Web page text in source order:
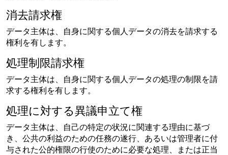
消去請求権
データ主体は、自身に関する個人データの消去を請求する
権利を有します。
処理制限請求権
データ主体は、自身に関する個人データの処理の制限を請
求する権利を有します。
処理に対する異議申立て権
データ主体は、自己の特定の状況に関連する理由に基づ
き、公共の利益のための任務の遂行、あるいは管理者に付
与された公的権限の行使のために必要な処理、または正当